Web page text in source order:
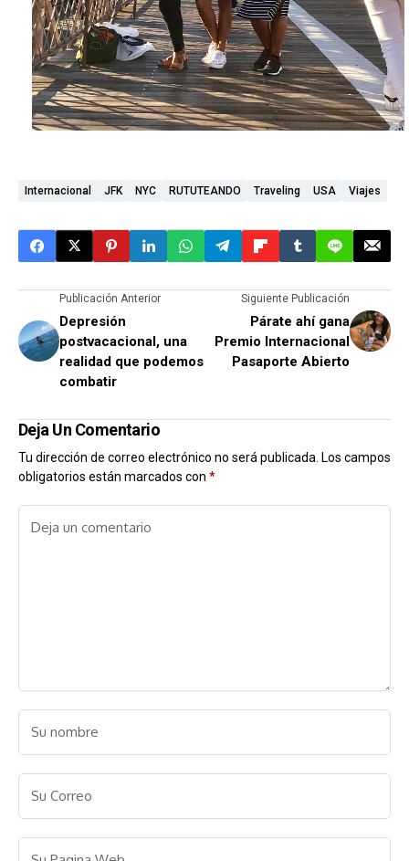
Internacional JFK NYC RUTUTEANDO Traveling USA Viajes
Publicación Anterior
Depresión
postvacacional, una
realidad que podemos
combatir
Siguiente Publicación
Párate ahí gana
Premio Internacional
Pasaporte Abierto
Deja Un Comentario
Tu dirección de correo electrónico no será publicada. Los campos
obligatorios están marcados con *